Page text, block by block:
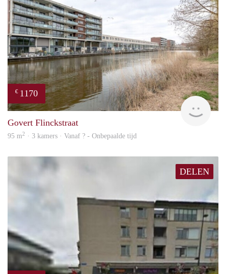
€ 1170
Govert Flinckstraat
95 m2 · 3 kamers · Vanaf ? - Onbepaalde tijd
DELEN